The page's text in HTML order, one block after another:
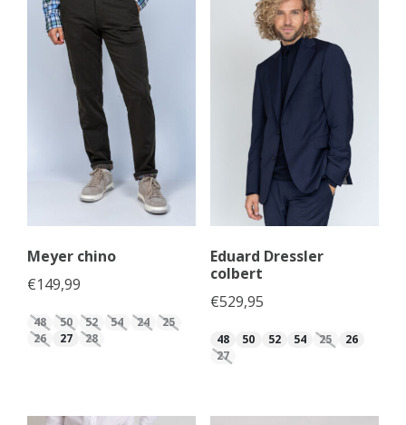
Meyer chino
€149,99
48 50 52 54 24
25
26
27 28
Eduard Dressler
colbert
€529,95
48 50 52 54 25
26
27